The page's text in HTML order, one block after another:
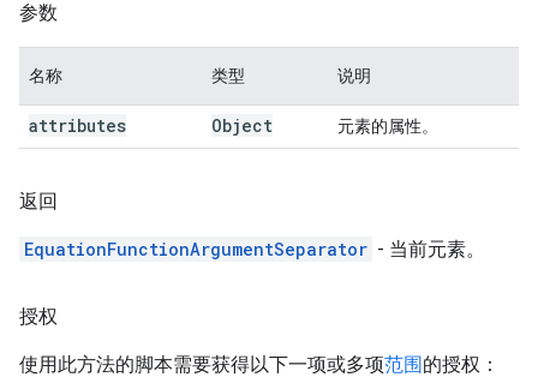
参数
名称 类型 说明
attributes Object 元素的属性。
返回
EquationFunctionArgumentSeparator - 当前元素。
授权
使用此方法的脚本需要获得以下一项或多项范围的授权：